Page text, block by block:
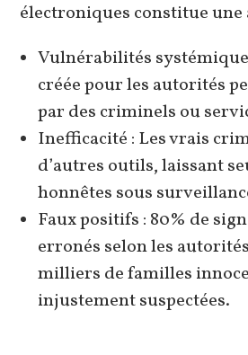
électroniques constitue une
Vulnérabilités
créée pour les autorités
par des criminels ou
Inefficacité : Les vrais
d’autres outils, laissant
honnêtes sous
Faux positifs : 80% de
erronés selon les
milliers de familles
injustement suspectées.